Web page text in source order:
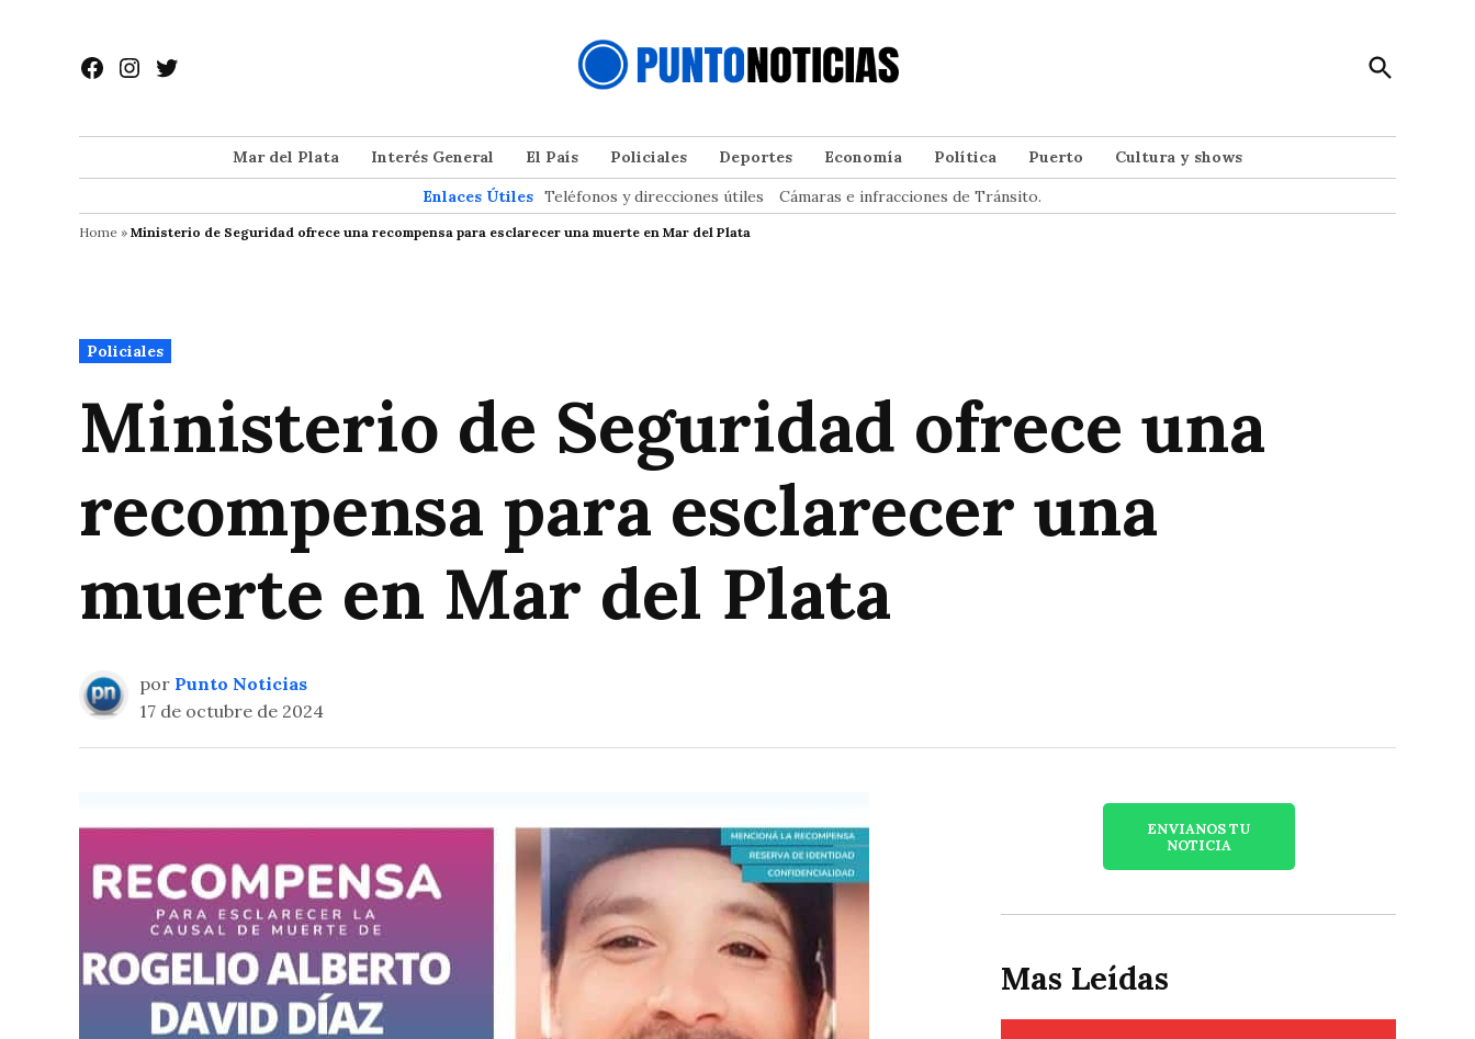
contenido
Facebook
Instagram
Twitter
Open
Search
Mar del Plata Interés General El País Policiales Deportes Economía Política Puerto
Cultura y shows
Enlaces Útiles Teléfonos y direcciones útiles Cámaras e infracciones de Tránsito.
Home » Ministerio de Seguridad ofrece una recompensa para esclarecer una muerte en Mar del Plata
Publicado
en
Policiales
Ministerio de Seguridad ofrece una
recompensa para esclarecer una
muerte en Mar del Plata
por Punto Noticias
17 de octubre de 2024
ENVIANOS TU
NOTICIA
Mas Leídas